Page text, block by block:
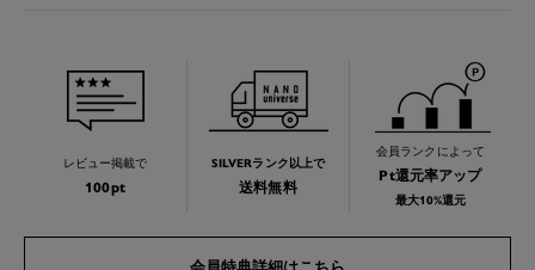
レビュー掲載で
100pt
SILVERランク以上で
送料無料
会員ランクによって
Pt還元率アップ
最大10%還元